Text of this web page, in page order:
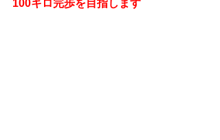
100キロ完歩を目指します